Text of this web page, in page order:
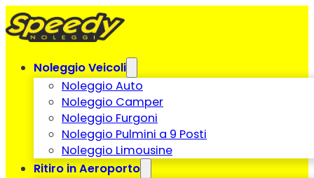
Noleggio Veicoli
Noleggio Auto
Noleggio Camper
Noleggio Furgoni
Noleggio Pulmini a 9 Posti
Noleggio Limousine
Ritiro in Aeroporto